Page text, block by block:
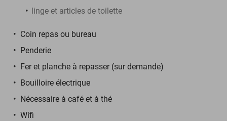
linge et articles de toilette
Coin repas ou bureau
Penderie
Fer et planche à repasser (sur demande)
Bouilloire électrique
Nécessaire à café et à thé
Wifi